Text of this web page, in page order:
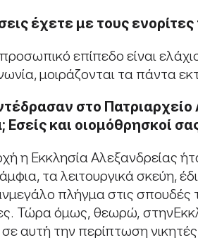
έχετε με τους ενορίτες
επίπεδο είναι
μοιράζονται τα πάντα
στο Πατριαρχείο
Εσείς και οιομόθρησκοί
η Εκκλησία Αλεξανδρείας
τα λειτουργικά σκεύη,
πλήγμα στις σπουδές
Τώρα όμως, θεωρώ,
αυτή την περίπτωση νικητές